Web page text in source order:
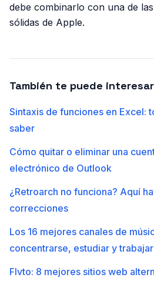
debe combinarlo con una de
sólidas de Apple.
También te puede interesar
Sintaxis de funciones en Excel:
saber
Cómo quitar o eliminar una
electrónico de Outlook
¿Retroarch no funciona? Aquí
correcciones
Los 16 mejores canales de
concentrarse, estudiar y trabajar
Flvto: 8 mejores sitios web